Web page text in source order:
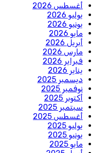
أغسطس 2026
يوليو 2026
يونيو 2026
مايو 2026
أبريل 2026
مارس 2026
فبراير 2026
يناير 2026
ديسمبر 2025
نوفمبر 2025
أكتوبر 2025
سبتمبر 2025
أغسطس 2025
يوليو 2025
يونيو 2025
مايو 2025